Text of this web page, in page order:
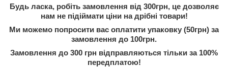
Будь ласка, робіть замовлення від 300грн, це дозволяє
нам не підіймати ціни на дрібні товари!
Ми можемо попросити вас оплатити упаковку (50грн) за
замовлення до 100грн.
Замовлення до 300 грн відправляються тільки за 100%
передплатою!